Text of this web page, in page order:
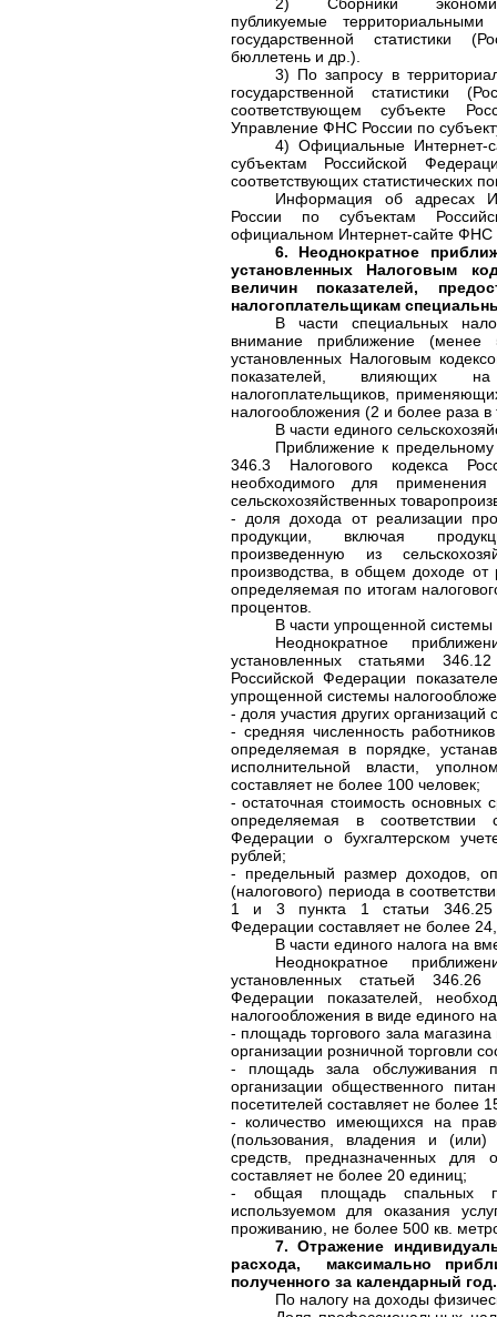
публикуемые
государственной статистики
бюллетень и др.).
3) По запросу в
государственной статистики
соответствующем субъекте
Управление ФНС России по
4) Официальные Интернет-
субъектам Российской
соответствующих статистических
Информация об адресах
России по субъектам
официальном Интернет-сайте ФНС
6. Неоднократное
установленных Налоговым
величин показателей,
налогоплательщикам
В части специальных
внимание приближение
установленных Налоговым
показателей, влияющих
налогоплательщиков,
налогообложения (2 и более раза в
В части единого
Приближение к предельному
346.3 Налогового кодекса
необходимого для
сельскохозяйственных
- доля дохода от реализации
продукции, включая
произведенную из
производства, в общем доходе от
определяемая по итогам
процентов.
В части упрощенной системы
Неоднократное
установленных статьями
Российской Федерации
упрощенной системы
- доля участия других
- средняя численность
определяемая в порядке,
исполнительной власти,
составляет не более 100 человек;
- остаточная стоимость основных
определяемая в соответствии
Федерации о бухгалтерском
рублей;
- предельный размер доходов,
(налогового) периода в
1 и 3 пункта 1 статьи 346.25
Федерации составляет не более
В части единого налога на
Неоднократное
установленных статьей 346.26
Федерации показателей,
налогообложения в виде единого
- площадь торгового зала
организации розничной торговли
- площадь зала обслуживания
организации общественного
посетителей составляет не более
- количество имеющихся на
(пользования, владения и (или)
средств, предназначенных для
составляет не более 20 единиц;
- общая площадь спальных
используемом для оказания
проживанию, не более 500 кв.
7. Отражение
расхода, максимально
полученного за календарный год.
По налогу на доходы